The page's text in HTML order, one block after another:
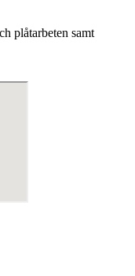
plåtarbeten samt